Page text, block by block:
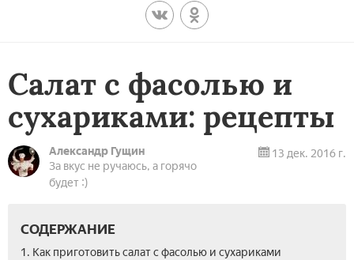
Салат с фасолью и
сухариками: рецепты
Александр Гущин
За вкус не ручаюсь, а горячо
будет :)
13 дек. 2016 г.
СОДЕРЖАНИЕ
1. Как приготовить салат с фасолью и сухариками